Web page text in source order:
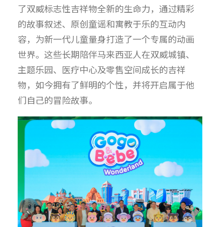
了双威标志性吉祥物全新的生命力，通过精彩
的故事叙述、原创童谣和寓教于乐的互动内
容，为新一代儿童量身打造了一个专属的动画
世界。这些长期陪伴马来西亚人在双威城镇、
主题乐园、医疗中心及零售空间成长的吉祥
物，如今拥有了鲜明的个性，并将开启属于他
们自己的冒险故事。